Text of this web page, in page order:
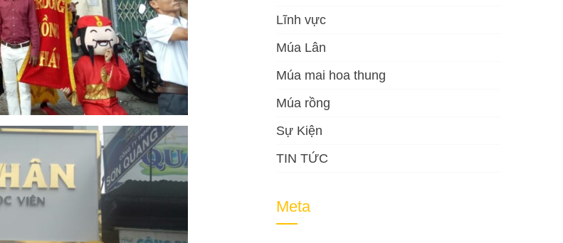
Lĩnh vực
Múa Lân
Múa mai hoa thung
Múa rồng
Sự Kiện
TIN TỨC
Meta